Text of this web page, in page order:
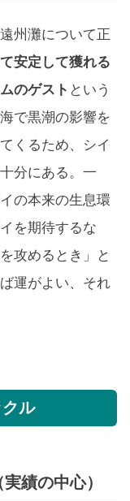
州灘について正
安定して獲れる
のゲスト という
で黒潮の影響を
くるため、シイ
分にある。一
の本来の生息環
を期待するな
攻めるとき」と
運がよい、それ
ル
績の中心）